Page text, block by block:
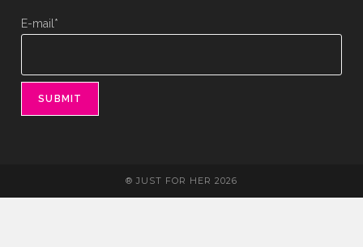
E-mail*
® JUST FOR HER 2026